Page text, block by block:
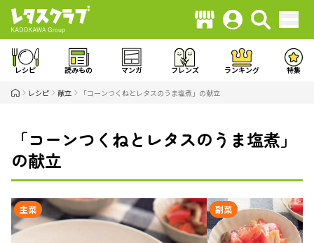
レシピ 読みもの マンガ フレンズ ランキング 特集
レシピ 献立 「コーンつくねとレタスのうま塩煮」の献立
「コーンつくねとレタスのうま塩煮」
の献立
主菜 副菜